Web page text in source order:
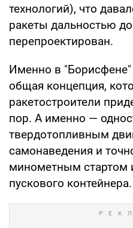
технологий), что
ракеты дальностью
перепроектирован.
Именно в
общая концепция,
ракетостроители
пор. А именно —
твердотопливным
самонаведения и
минометным стартом
пускового контейнера.